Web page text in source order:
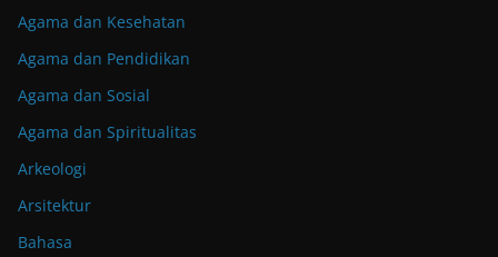
Agama dan Kesehatan
Agama dan Pendidikan
Agama dan Sosial
Agama dan Spiritualitas
Arkeologi
Arsitektur
Bahasa